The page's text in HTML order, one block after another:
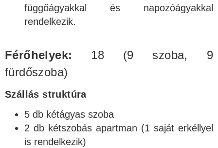
függőágyakkal és napozóágyakkal
rendelkezik.
Férőhelyek: 18 (9 szoba, 9
fürdőszoba)
Szállás struktúra
5 db kétágyas szoba
2 db kétszobás apartman (1 saját erkéllyel
is rendelkezik)